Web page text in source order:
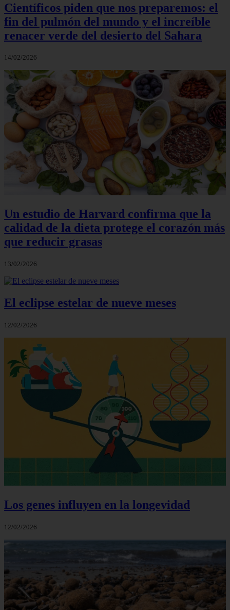
Científicos piden que nos preparemos: el
fin del pulmón del mundo y el increíble
renacer verde del desierto del Sahara
14/02/2026
Un estudio de Harvard confirma que la
calidad de la dieta protege el corazón más
que reducir grasas
13/02/2026
El eclipse estelar de nueve meses
12/02/2026
Los genes influyen en la longevidad
12/02/2026